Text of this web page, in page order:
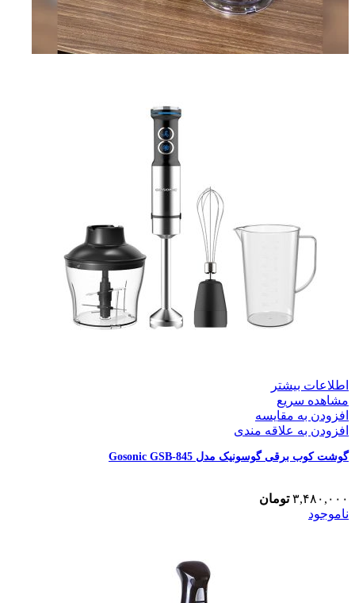
اطلاعات بیشتر
مشاهده سریع
افزودن به مقایسه
افزودن به علاقه مندی
گوشت کوب برقی گوسونیک مدل Gosonic GSB-845
۳,۴۸۰,۰۰۰ تومان
ناموجود